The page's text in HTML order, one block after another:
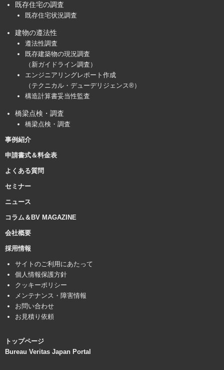
既存住宅の調査
既存住宅状況調査
建物の遵法性
遵法性調査
既存建築物の現況調査
（新ガイドライン調査）
エンジニアリングレポート作成
（テクニカル・デューデリジェンス®）
構造計算書妥当性監査
橋梁点検・調査
橋梁点検・調査
事例紹介
申請書式＆料金表
よくある質問
セミナー
ニュース
コラム＆BV MAGAZINE
会社概要
採用情報
サイトのご利用にあたって
個人情報保護方針
クッキーポリシー
メンテナンス・障害情報
お問い合わせ
お見積り依頼
トップページ
Bureau Veritas Japan Portal